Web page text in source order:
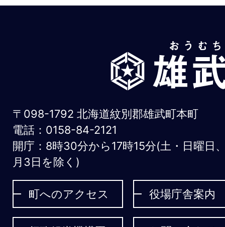
お
う
む
ち
ょ
う
〒098-1792 北海道紋別郡雄武町本町
電話：0158-84-2121
開庁：8時30分から17時15分(土・日曜日
月3日を除く)
町へのアクセス 役場庁舎案内